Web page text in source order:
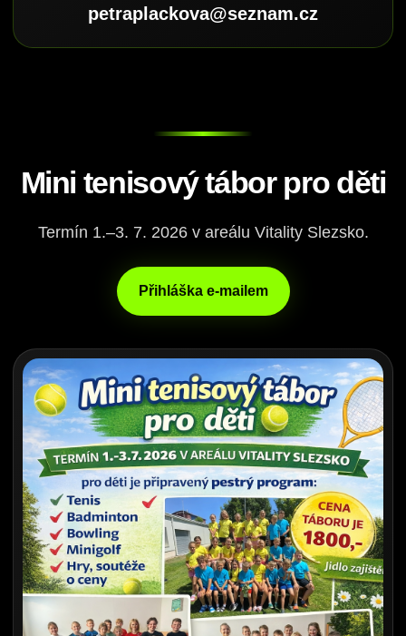
petraplackova@seznam.cz
Mini tenisový tábor pro děti
Termín 1.–3. 7. 2026 v areálu Vitality Slezsko.
Přihláška e-mailem